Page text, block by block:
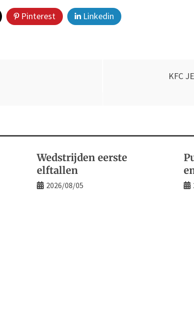
Pinterest Linkedin
KFC
Wedstrijden eerste
elftallen
2026/08/05